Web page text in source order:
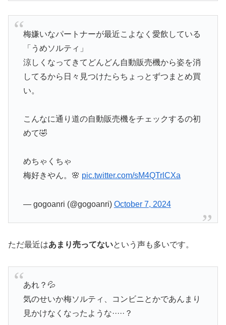
梅嫌いなパートナーが最近こよなく愛飲している
「うめソルティ」
涼しくなってきてどんどん自動販売機から姿を消
してるから日々見つけたらちょっとずつまとめ買
い。
こんなに通り道の自動販売機をチェックするの初
めて🤣
めちゃくちゃ
梅好きやん。🌸 pic.twitter.com/sM4QTrlCXa
— gogoanri (@gogoanri) October 7, 2024
ただ最近はあまり売ってないという声も多いです。
あれ？💦
気のせいか梅ソルティ、コンビニとかであんまり
見かけなくなったような·····？